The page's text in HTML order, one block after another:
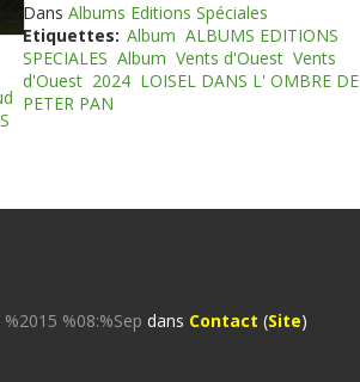
Dans Albums Editions Spéciales
Etiquettes: Album ALBUMS EDITIONS
SPECIALES Album Vents d'Ouest Vents
d'Ouest 2024 LOISEL DANS L' OMBRE DE
PETER PAN
%08:%Sep dans Contact (Site)